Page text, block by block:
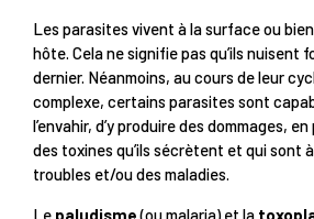
Les parasites vivent à la surface ou
hôte. Cela ne signifie pas qu’ils nuisent
dernier. Néanmoins, au cours de leur
complexe, certains parasites sont
l’envahir, d’y produire des dommages,
des toxines qu’ils sécrètent et qui sont
troubles et/ou des maladies.
Le paludisme(ou malaria) et la